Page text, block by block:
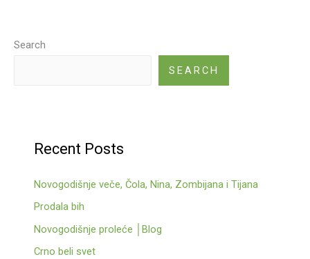
Search
SEARCH
Recent Posts
Novogodišnje veče, Čola, Nina, Zombijana i Tijana
Prodala bih
Novogodišnje proleće │Blog
Crno beli svet